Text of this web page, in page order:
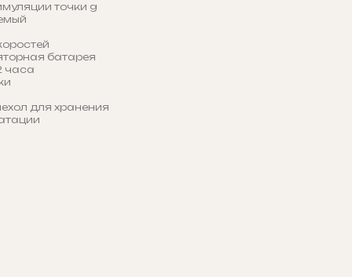
точки g
батарея
часа
для хранения